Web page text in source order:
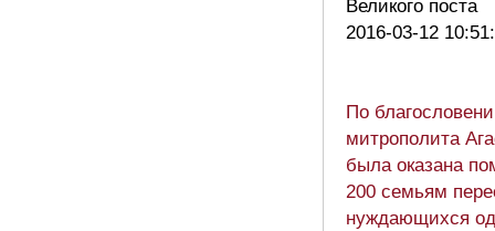
Великого поста
2016-03-12
По
митрополита
была оказана
200 семьям
нуждающихся